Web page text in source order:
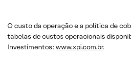
O custo da operação e a política de
tabelas de custos operacionais
Investimentos: www.xpi.com.br.